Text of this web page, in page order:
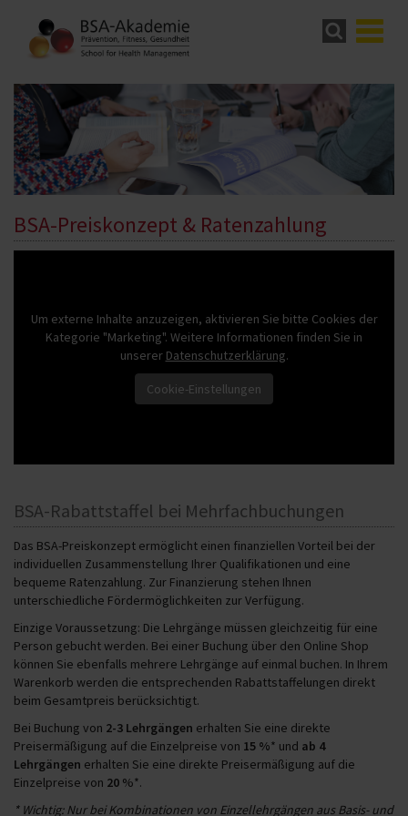
BSA-Preiskonzept & Ratenzahlung
Um externe Inhalte anzuzeigen, aktivieren Sie bitte Cookies der
Kategorie "Marketing". Weitere Informationen finden Sie in
unserer Datenschutzerklärung.
BSA-Rabattstaffel bei Mehrfachbuchungen
Das BSA-Preiskonzept ermöglicht einen finanziellen Vorteil bei der
individuellen Zusammenstellung Ihrer Qualifikationen und eine
bequeme Ratenzahlung. Zur Finanzierung stehen Ihnen
unterschiedliche Fördermöglichkeiten zur Verfügung.
Einzige Voraussetzung: Die Lehrgänge müssen gleichzeitig für eine
Person gebucht werden. Bei einer Buchung über den Online Shop
können Sie ebenfalls mehrere Lehrgänge auf einmal buchen. In Ihrem
Warenkorb werden die entsprechenden Rabattstaffelungen direkt
beim Gesamtpreis berücksichtigt.
Bei Buchung von 2-3 Lehrgängen erhalten Sie eine direkte
Preisermäßigung auf die Einzelpreise von 15 %* und ab 4
Lehrgängen erhalten Sie eine direkte Preisermäßigung auf die
Einzelpreise von 20 %*.
* Wichtig: Nur bei Kombinationen von Einzellehrgängen aus Basis- und